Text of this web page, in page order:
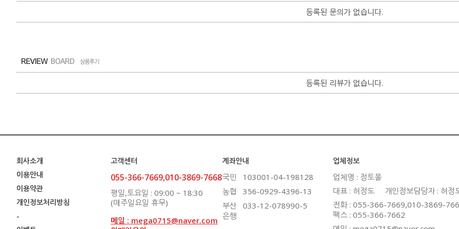
등록된 문의가 없습니다.
등록된 리뷰가 없습니다.
회사소개
이용안내
이용약관
개인정보처리방침
-
고객센터
055-366-7669,010-3869-7668
평일,토요일 : 09:00 ~ 18:30
(매주일요일 휴무)
메일 : mega0715@naver.com
계좌안내
국민
103001-04-198128
농협
356-0929-4396-13
부산
은행
033-12-078990-5
업체정보
업체명 : 정토몰
대표 : 허정도
개인정보담당자 : 허정
전화 : 055-366-7669,010-3869-
팩스 : 055-366-7662